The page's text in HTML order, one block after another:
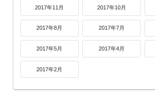
2017年11月 2017年10月
2017年8月 2017年7月
2017年5月 2017年4月
2017年2月